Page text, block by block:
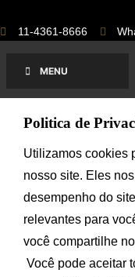
para
o
11-4361-8666
MENU
Politica de
Utilizamos cookies
nosso site. Eles
desempenho do
relevantes para
você compartilhe
Você pode aceitar